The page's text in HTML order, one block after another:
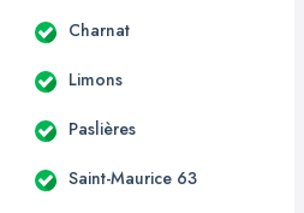
Charnat
Limons
Paslières
Saint-Maurice 63